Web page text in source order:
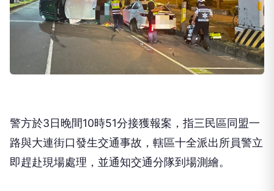
警方於3日晚間10時51分接獲報案，指三民區同盟一
路與大連街口發生交通事故，轄區十全派出所員警立
即趕赴現場處理，並通知交通分隊到場測繪。